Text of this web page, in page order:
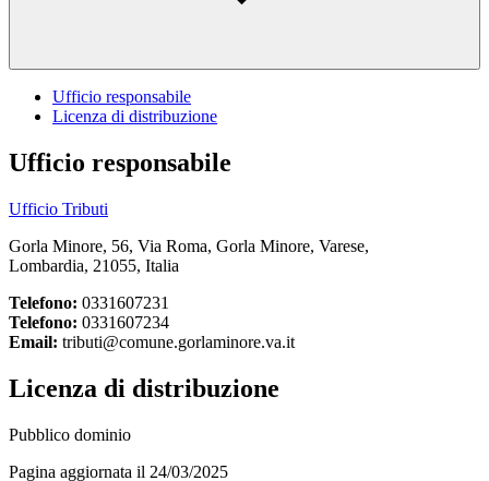
Ufficio responsabile
Licenza di distribuzione
Ufficio responsabile
Ufficio Tributi
Gorla Minore, 56, Via Roma, Gorla Minore, Varese,
Lombardia, 21055, Italia
Telefono: 0331607231
Telefono: 0331607234
Email: tributi@comune.gorlaminore.va.it
Licenza di distribuzione
Pubblico dominio
Pagina aggiornata il 24/03/2025